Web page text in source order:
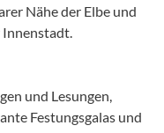
Nähe der Elbe und
und Lesungen,
Festungsgalas und